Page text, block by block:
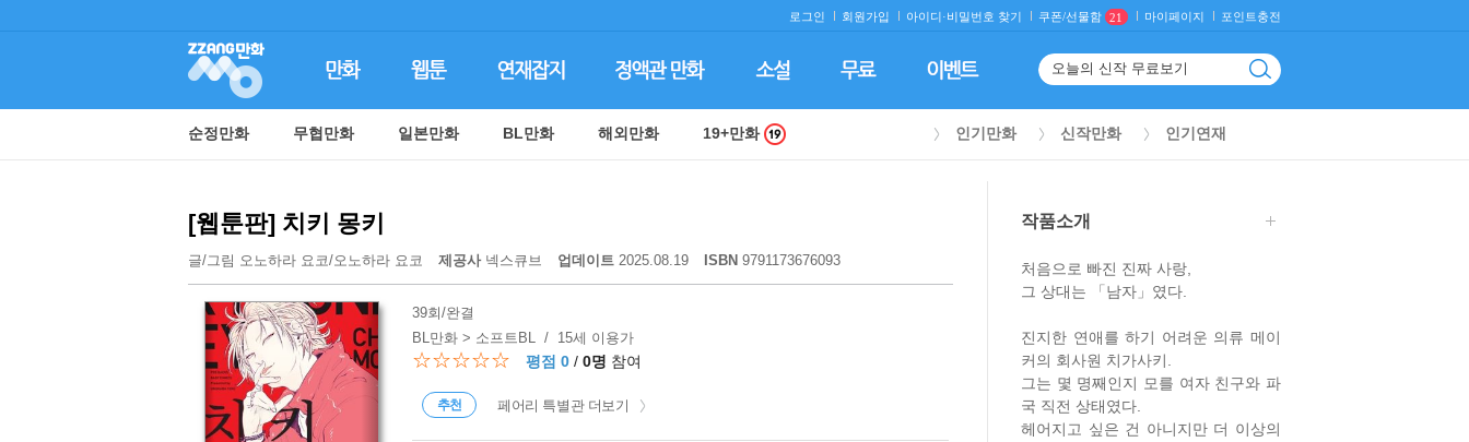
로그인 회원가입 아이디·비밀번호 찾기 쿠폰/선물함 21 마이페이지 포인트충전
순정만화 무협만화 일본만화 BL만화 해외만화 19+만화 인기만화 신작만화 인기연재
[웹툰판] 치키 몽키
글/그림 오노하라 요코/오노하라 요코 제공사넥스큐브 업데이트 2025.08.19 ISBN 9791173676093
39회/완결
BL만화 > 소프트BL / 15세 이용가
☆☆☆☆☆ 평점 0 / 0명 참여
추천 페어리 특별관 더보기
작품소개
처음으로 빠진 진짜 사랑,
그 상대는 「남자」였다.
진지한 연애를 하기 어려운 의류 메이
커의 회사원 치가사키.
그는 몇 명째인지 모를 여자 친구와 파
국 직전 상태였다.
헤어지고 싶은 건 아니지만 더 이상의